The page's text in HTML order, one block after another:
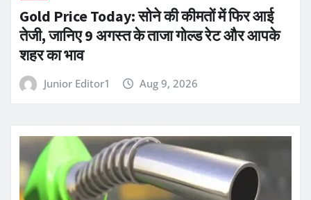
Gold Price Today: सोने की कीमतों में फिर आई
तेजी, जानिए 9 अगस्त के ताजा गोल्ड रेट और आपके
शहर का भाव
Junior Editor1 Aug 9, 2026